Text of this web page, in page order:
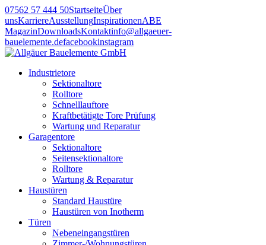
07562 57 444 50StartseiteÜber
unsKarriereAusstellungInspirationenABE
MagazinDownloadsKontaktinfo@allgaeuer-
bauelemente.defacebookinstagram
Industrietore
Sektionaltore
Rolltore
Schnelllauftore
Kraftbetätigte Tore Prüfung
Wartung und Reparatur
Garagentore
Sektionaltore
Seitensektionaltore
Rolltore
Wartung & Reparatur
Haustüren
Standard Haustüre
Haustüren von Inotherm
Türen
Nebeneingangstüren